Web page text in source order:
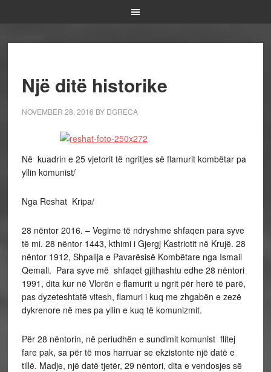
Një ditë historike
NOVEMBER 28, 2016 BY DGRECA
Në kuadrin e 25 vjetorit të ngritjes së flamurit kombëtar pa
yllin komunist/
Nga Reshat Kripa/
28 nëntor 2016. – Vegime të ndryshme shfaqen para syve
të mi. 28 nëntor 1443, kthimi i Gjergj Kastriotit në Krujë. 28
nëntor 1912, Shpallja e Pavarësisë Kombëtare nga Ismail
Qemali. Para syve më shfaqet gjithashtu edhe 28 nëntori
1991, dita kur në Vlorën e flamurit u ngrit për herë të parë,
pas dyzeteshtatë vitesh, flamuri i kuq me zhgabën e zezë
dykrenore në mes pa yllin e kuq të komunizmit.
Për 28 nëntorin, në periudhën e sundimit komunist flitej
fare pak, sa për të mos harruar se ekzistonte një datë e
tillë. Madje, një datë tjetër, 29 nëntori, dita e vendosjes së